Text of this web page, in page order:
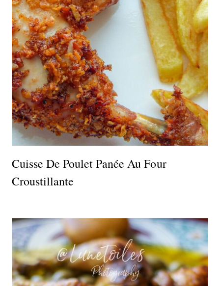
Cuisse De Poulet Panée Au Four
Croustillante